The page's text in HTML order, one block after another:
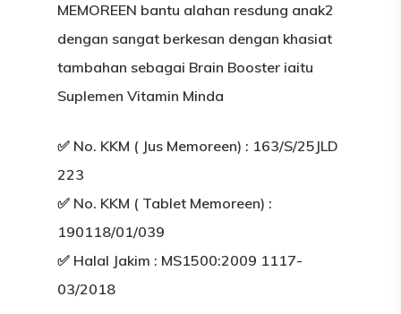
MEMOREEN bantu alahan resdung anak2
dengan sangat berkesan dengan khasiat
tambahan sebagai Brain Booster iaitu
Suplemen Vitamin Minda
✅ No. KKM ( Jus Memoreen) : 163/S/25JLD
223
✅ No. KKM ( Tablet Memoreen) :
190118/01/039
✅ Halal Jakim : MS1500:2009 1117-
03/2018